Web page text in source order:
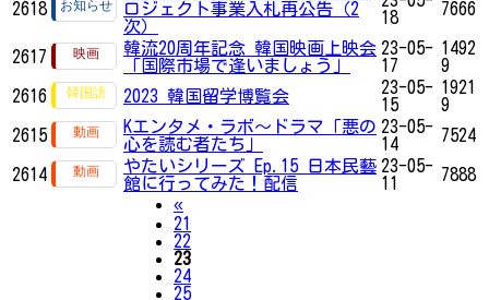
2618
ロジェクト事業入札再公告（2
次）
18
7666
2617
韓流20周年記念 韓国映画上映会
「国際市場で逢いましょう」
23-05-
17
1492
9
2616
2023 韓国留学博覧会
23-05-
15
1921
9
2615
Kエンタメ・ラボ～ドラマ「悪の
心を読む者たち」
23-05-
14
7524
2614
やたいシリーズ Ep.15 日本民藝
館に行ってみた！配信
23-05-
11
7888
«Previous
21
22
23
24
25